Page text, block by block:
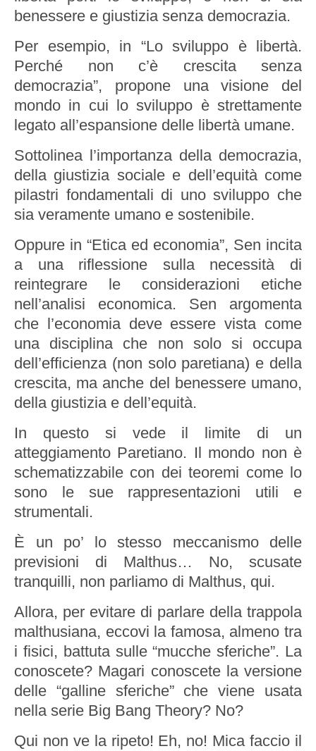
benessere e giustizia senza democrazia.
Per esempio, in “Lo sviluppo è libertà.
Perché non c’è crescita senza
democrazia”, propone una visione del
mondo in cui lo sviluppo è strettamente
legato all’espansione delle libertà umane.
Sottolinea l’importanza della democrazia,
della giustizia sociale e dell’equità come
pilastri fondamentali di uno sviluppo che
sia veramente umano e sostenibile.
Oppure in “Etica ed economia”, Sen incita
a una riflessione sulla necessità di
reintegrare le considerazioni etiche
nell’analisi economica. Sen argomenta
che l’economia deve essere vista come
una disciplina che non solo si occupa
dell’efficienza (non solo paretiana) e della
crescita, ma anche del benessere umano,
della giustizia e dell’equità.
In questo si vede il limite di un
atteggiamento Paretiano. Il mondo non è
schematizzabile con dei teoremi come lo
sono le sue rappresentazioni utili e
strumentali.
È un po’ lo stesso meccanismo delle
previsioni di Malthus… No, scusate
tranquilli, non parliamo di Malthus, qui.
Allora, per evitare di parlare della trappola
malthusiana, eccovi la famosa, almeno tra
i fisici, battuta sulle “mucche sferiche”. La
conoscete? Magari conoscete la versione
delle “galline sferiche” che viene usata
nella serie Big Bang Theory? No?
Qui non ve la ripeto! Eh, no! Mica faccio il